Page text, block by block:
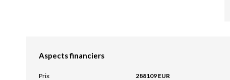
Aspects financiers
Prix
288109 EUR